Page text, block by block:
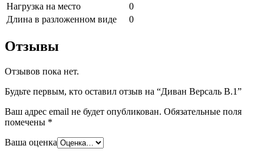
Нагрузка на место
0
Длина в разложенном виде
0
Отзывы
Отзывов пока нет.
Будьте первым, кто оставил отзыв на “Диван Версаль В.1”
Ваш адрес email не будет опубликован. Обязательные поля
помечены *
Ваша оценка